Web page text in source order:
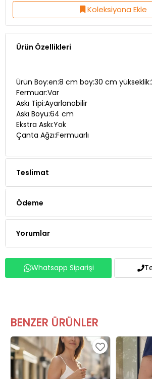
Koleksiyona Ekle
Ürün Özellikleri
Ürün Boy:en:8 cm boy:30 cm
Fermuar:Var
Askı Tipi:Ayarlanabilir
Askı Boyu:64 cm
Ekstra Askı:Yok
Çanta Ağzı:Fermuarlı
Teslimat
Ödeme
Yorumlar
Whatsapp Siparişi
BENZER ÜRÜNLER